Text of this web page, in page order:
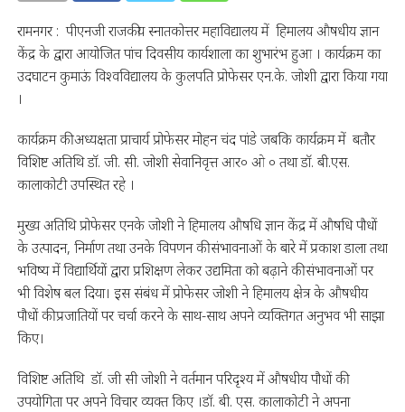
रामनगर : पीएनजी राजकीय स्नातकोत्तर महाविद्यालय में हिमालय औषधीय ज्ञान
केंद्र के द्वारा आयोजित पांच दिवसीय कार्यशाला का शुभारंभ हुआ । कार्यक्रम का
उदघाटन कुमाऊं विश्वविद्यालय के कुलपति प्रोफेसर एन.के. जोशी द्वारा किया गया
।
कार्यक्रम की अध्यक्षता प्राचार्य प्रोफेसर मोहन चंद पांडे जबकि कार्यक्रम में बतौर
विशिष्ट अतिथि डॉ. जी. सी. जोशी सेवानिवृत्त आर० ओ ० तथा डॉ. बी.एस.
कालाकोटी उपस्थित रहे ।
मुख्य अतिथि प्रोफेसर एनके जोशी ने हिमालय औषधि ज्ञान केंद्र में औषधि पौधों
के उत्पादन, निर्माण तथा उनके विपणन की संभावनाओं के बारे में प्रकाश डाला तथा
भविष्य में विद्यार्थियों द्वारा प्रशिक्षण लेकर उद्यमिता को बढ़ाने की संभावनाओं पर
भी विशेष बल दिया। इस संबंध में प्रोफेसर जोशी ने हिमालय क्षेत्र के औषधीय
पौधों की प्रजातियों पर चर्चा करने के साथ-साथ अपने व्यक्तिगत अनुभव भी साझा
किए।
विशिष्ट अतिथि डॉ. जी सी जोशी ने वर्तमान परिदृश्य में औषधीय पौधों की
उपयोगिता पर अपने विचार व्यक्त किए ।डॉ. बी. एस. कालाकोटी ने अपना